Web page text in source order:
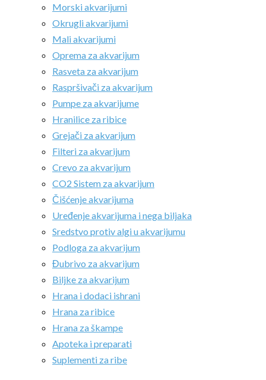
Morski akvarijumi
Okrugli akvarijumi
Mali akvarijumi
Oprema za akvarijum
Rasveta za akvarijum
Raspršivači za akvarijum
Pumpe za akvarijume
Hranilice za ribice
Grejači za akvarijum
Filteri za akvarijum
Crevo za akvarijum
CO2 Sistem za akvarijum
Čišćenje akvarijuma
Uređenje akvarijuma i nega biljaka
Sredstvo protiv algi u akvarijumu
Podloga za akvarijum
Đubrivo za akvarijum
Biljke za akvarijum
Hrana i dodaci ishrani
Hrana za ribice
Hrana za škampe
Apoteka i preparati
Suplementi za ribe